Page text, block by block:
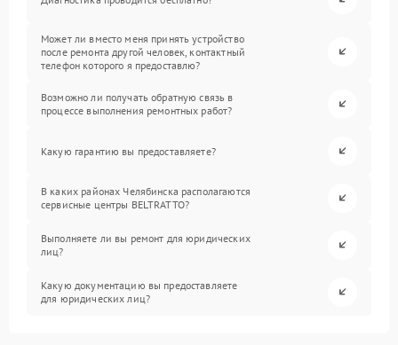
Может ли вместо меня принять устройство
после ремонта другой человек, контактный
телефон которого я предоставлю?
Возможно ли получать обратную связь в
процессе выполнения ремонтных работ?
Какую гарантию вы предоставляете?
В каких районах Челябинска располагаются
сервисные центры BELTRATTO?
Выполняете ли вы ремонт для юридических
лиц?
Какую документацию вы предоставляете
для юридических лиц?